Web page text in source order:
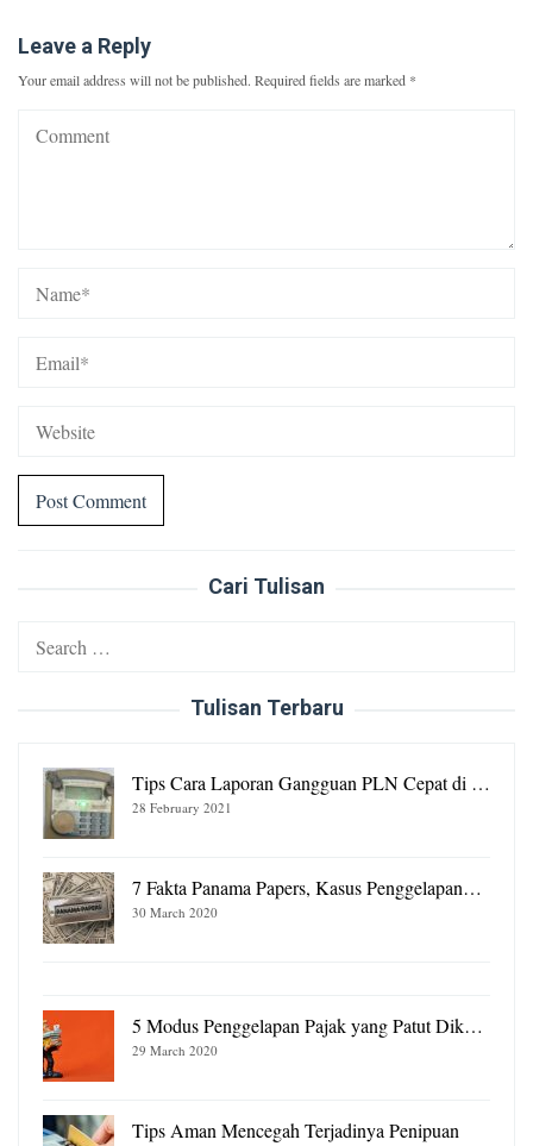
Leave a Reply
Your email address will not be published. Required fields are marked *
Cari Tulisan
Search
Tulisan Terbaru
Tips Cara Laporan Gangguan PLN Cepat di …
28 February 2021
7 Fakta Panama Papers, Kasus Penggelapan…
30 March 2020
5 Modus Penggelapan Pajak yang Patut Dik…
29 March 2020
Tips Aman Mencegah Terjadinya Penipuan